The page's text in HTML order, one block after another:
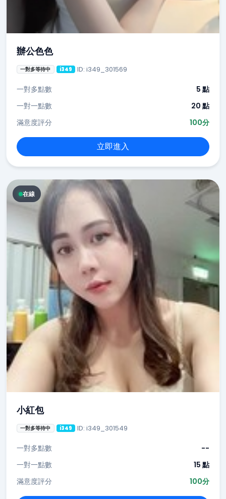
辦公色色
一對多等待中 i349 ID: i349_301569
一對多點數
5 點
一對一點數
20 點
滿意度評分
100分
立即進入
在線
小紅包
一對多等待中 i349 ID: i349_301549
一對多點數
--
一對一點數
15 點
滿意度評分
100分